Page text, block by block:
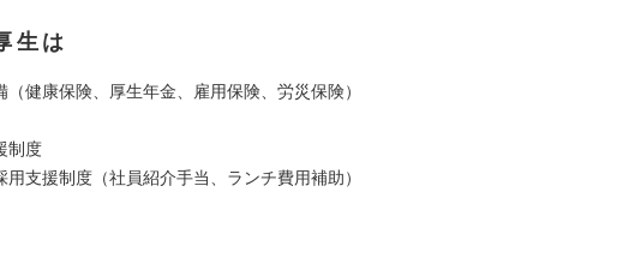
生は
（健康保険、厚生年金、雇用保険、労災保険）
制度
用支援制度（社員紹介手当、ランチ費用補助）